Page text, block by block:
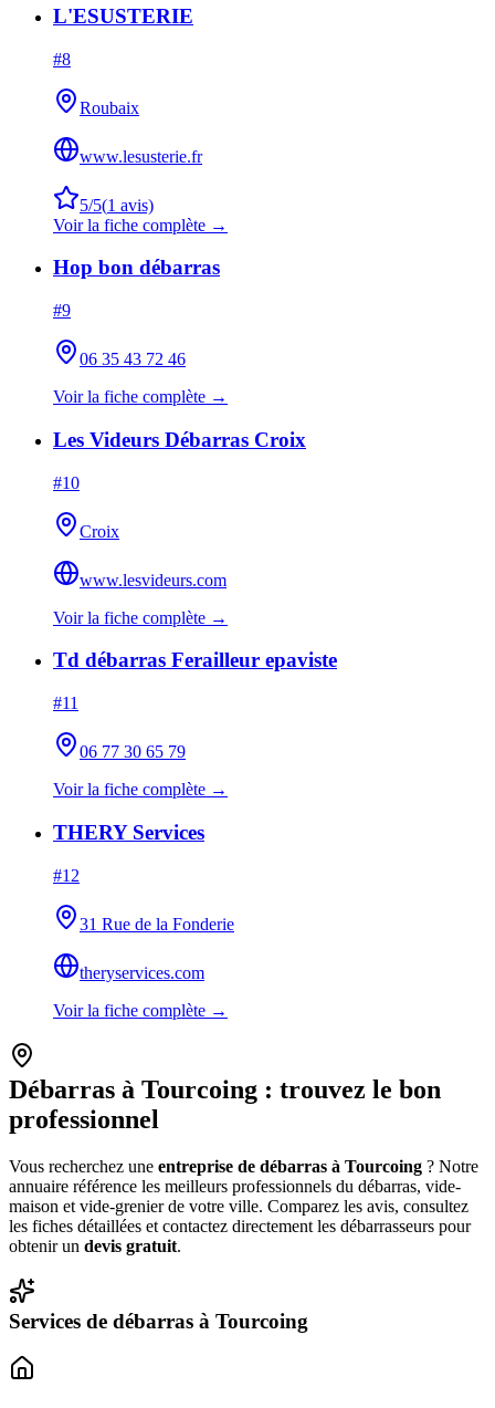
L'ESUSTERIE
#8
Roubaix
www.lesusterie.fr
5/5(1 avis)
Voir la fiche complète →
Hop bon débarras
#9
06 35 43 72 46
Voir la fiche complète →
Les Videurs Débarras Croix
#10
Croix
www.lesvideurs.com
Voir la fiche complète →
Td débarras Ferailleur epaviste
#11
06 77 30 65 79
Voir la fiche complète →
THERY Services
#12
31 Rue de la Fonderie
theryservices.com
Voir la fiche complète →
Débarras à Tourcoing : trouvez le bon
professionnel
Vous recherchez une entreprise de débarras à Tourcoing ? Notre
annuaire référence les meilleurs professionnels du débarras, vide-
maison et vide-grenier de votre ville. Comparez les avis, consultez
les fiches détaillées et contactez directement les débarrasseurs pour
obtenir un devis gratuit.
Services de débarras à Tourcoing